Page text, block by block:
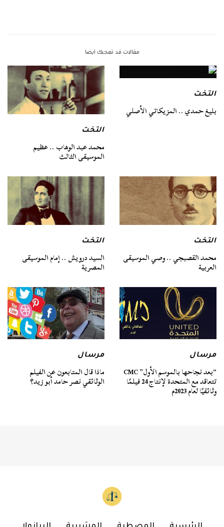
مقالات قد تعجبك ايضا
التخت
بليغ حمدي .. المزيكاتي الأصلي
التخت
محمد عبد الوهاب .. عظيم
الموسيقى الثالث
التخت
محمد القصبجي .. وصي الموسيقى
العربية
التخت
السيد درويش .. إمام الموسيقى
المصرية
مرسال
“بعد نجاحها بالموسم الأول” CMC
تتعاقد مع المتحدة لإنتاج 24 فيلمًا
وثائقيًا لعام 2023م
مرسال
ماذا قال المتابعون عن الفيلم
الوثائقي نصر حامد أبو زيد؟